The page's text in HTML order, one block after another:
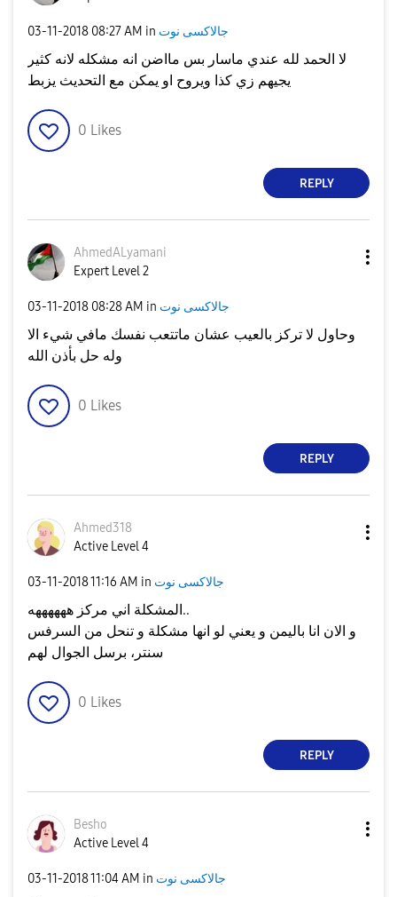
‎03-11-2018 08:27 AM in جالاكسى نوت
لا الحمد لله عندي ماسار بس مااضن انه مشكله لانه كثير
يجيهم زي كذا ويروح او يمكن مع التحديث يزبط
0 Likes
REPLY
AhmedALyamani
Expert Level 2
‎03-11-2018 08:28 AM in جالاكسى نوت
وحاول لا تركز بالعيب عشان ماتتعب نفسك مافي شيء الا
وله حل بأذن الله
0 Likes
REPLY
Ahmed318
Active Level 4
‎03-11-201811:16 AM in جالاكسى نوت
المشكلة اني مركز ههههههه..
و الان انا باليمن و يعني لو انها مشكلة و تنحل من السرفس
سنتر، برسل الجوال لهم
0 Likes
REPLY
Besho
Active Level 4
‎03-11-201811:04 AM in جالاكسى نوت